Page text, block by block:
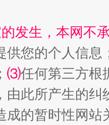
发生，本网不
供您的个人信息
⑶任何第三方根
由此所产生的纠
成的暂时性网